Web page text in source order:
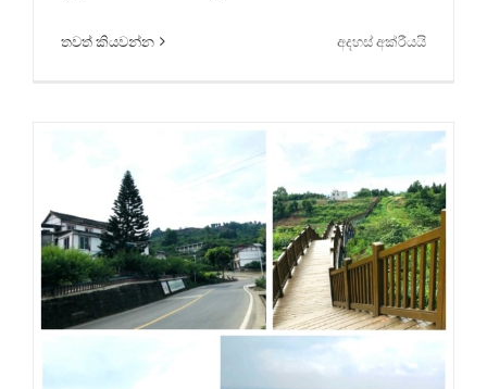
තවත් කියවන්න අදහස් අක්රීයයිමත
චෙංගඩු
තාක්ෂණ
සමාගම,
සීමාසහිත.
ලුන්ඩෝ
යූ
නිම්නය
වෙත